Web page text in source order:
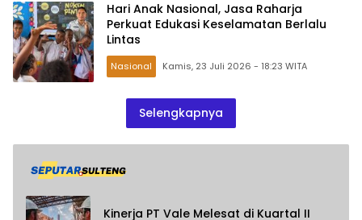
Hari Anak Nasional, Jasa Raharja
Perkuat Edukasi Keselamatan Berlalu
Lintas
Nasional Kamis, 23 Juli 2026 - 18:23 WITA
Selengkapnya
Kinerja PT Vale Melesat di Kuartal II